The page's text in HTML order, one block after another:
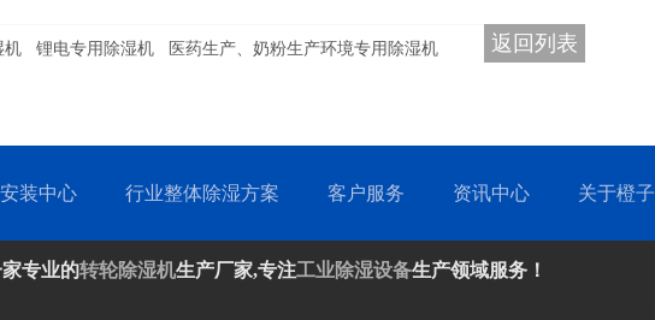
返回列表
机 锂电专用除湿机 医药生产、奶粉生产环境专用除湿机
装中心 行业整体除湿方案 客户服务 资讯中心 关于橙
专业的转轮除湿机生产厂家,专注工业除湿设备生产领域服务！